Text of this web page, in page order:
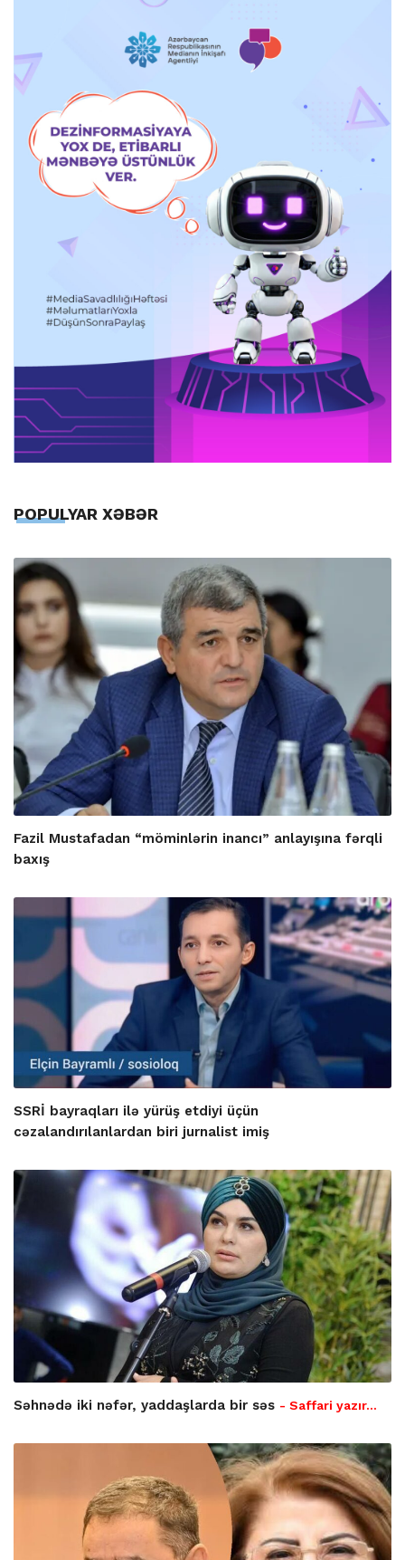
POPULYAR XƏBƏR
Fazil Mustafadan “möminlərin inancı” anlayışına fərqli
baxış
SSRİ bayraqları ilə yürüş etdiyi üçün
cəzalandırılanlardan biri jurnalist imiş
Səhnədə iki nəfər, yaddaşlarda bir səs - Saffari yazır…